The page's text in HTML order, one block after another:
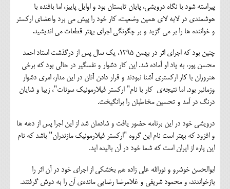
پیراسته شود با نگاه درویشی، پایان تابستان بود و اوایل پاییز، اما بافنده با
هوشمندی در لابه لای همین وضعیت، کار خود را پیش می برد واعضای ارکستر
و خواننده ها را بر می گزید و بر چگونگی اجرای بهتر قطعات می اندیشید.
چنین بود که اجرای اثر در بهمن ۱۳۹۵، یک سال پس از درگذشت استاد احمد
محسن پور، به یاد او آماده شد. این کار دشوار و نفسگیر در حالی بود که برخی
هنروران با کار ارکستری آشنا نبودند و قرار دادن آنان در این مدار، امری دشوار
وزمانبر بود. اما نتیجه‌ی کار با نام" ارکستر فیلارمونیک سونات"، زیبا و شایان
درنگ در آمد و تحسین مخاطبان را برانگیخت.
درویشی خود در این برنامه حضور یافت و شادمان شد از این اجرا پس از دهه ها
و افزود که بهتر است نام این گروه "ارکستر فیلارمونیک مازندران" باشد که نام
این پاره از ایران است که شما خود در آن بالیده اید.
ابوالحسن خوشرو و نورالله علی زاده هم بخشکی از اجرای خود در آن اثر را
بازخواندند، و محمود شریفی و غلامرضا رضایی مانده‌ی آن را به دوش گرفتند.